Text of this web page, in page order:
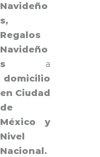
Navideño
s,
Regalos
Navideño
s a
domicilio
en Ciudad
de
México y
Nivel
Nacional.